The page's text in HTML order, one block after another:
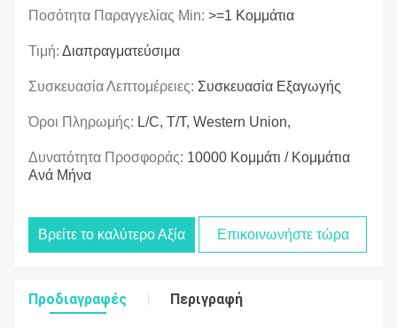
Ποσότητα Παραγγελίας Min: >=1 Κομμάτια
Τιμή: Διαπραγματεύσιμα
Συσκευασία Λεπτομέρειες: Συσκευασία Εξαγωγής
Όροι Πληρωμής: L/C, T/T, Western Union,
Δυνατότητα Προσφοράς: 10000 Κομμάτι / Κομμάτια
Ανά Μήνα
Βρείτε το καλύτερο Αξία Επικοινωνήστε τώρα
Προδιαγραφές Περιγραφή